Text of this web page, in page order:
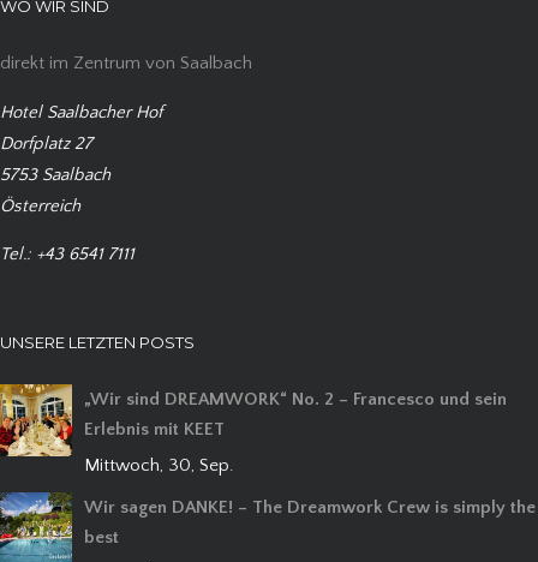
WO WIR SIND
direkt im Zentrum von Saalbach
Hotel Saalbacher Hof
Dorfplatz 27
5753 Saalbach
Österreich
Tel.: +43 6541 7111
UNSERE LETZTEN POSTS
„Wir sind DREAMWORK“ No. 2 – Francesco und sein
Erlebnis mit KEET
Mittwoch, 30, Sep.
Wir sagen DANKE! – The Dreamwork Crew is simply the
best